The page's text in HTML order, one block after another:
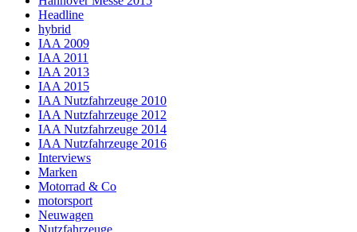
Headline
hybrid
IAA 2009
IAA 2011
IAA 2013
IAA 2015
IAA Nutzfahrzeuge 2010
IAA Nutzfahrzeuge 2012
IAA Nutzfahrzeuge 2014
IAA Nutzfahrzeuge 2016
Interviews
Marken
Motorrad & Co
motorsport
Neuwagen